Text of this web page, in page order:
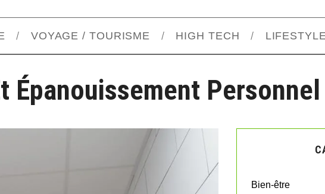
VOYAGE / TOURISME HIGH TECH
Épanouissement Personnel
Bien-être